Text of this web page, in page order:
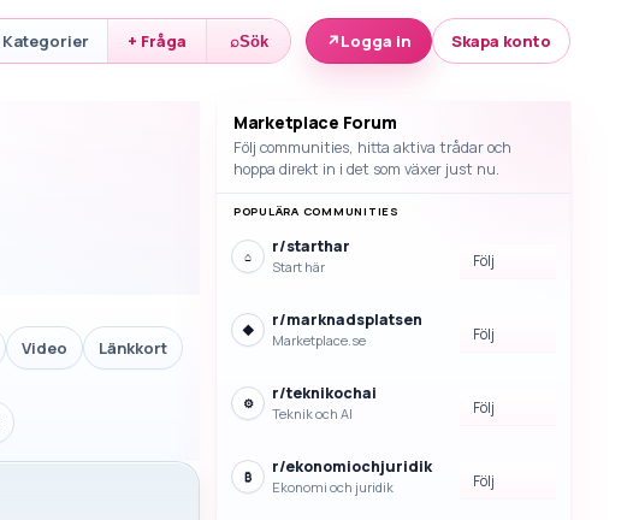
Kategorier + Fråga ⌕Sök ↗Logga in Skapa konto
Video Länkkort
Marketplace Forum
Följ communities, hitta aktiva trådar och
hoppa direkt in i det som växer just nu.
POPULÄRA COMMUNITIES
⌂ r/starthar
Start här Följ
◆ r/marknadsplatsen
Marketplace.se Följ
⚙ r/teknikochai
Teknik och AI Följ
₿ r/ekonomiochjuridik
Ekonomi och juridik Följ